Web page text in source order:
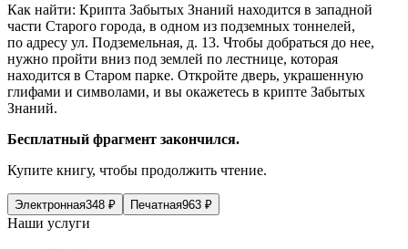
Как найти: Крипта Забытых Знаний находится в западной
части Старого города, в одном из подземных тоннелей,
по адресу ул. Подземельная, д. 13. Чтобы добраться до нее,
нужно пройти вниз под землей по лестнице, которая
находится в Старом парке. Откройте дверь, украшенную
глифами и символами, и вы окажетесь в крипте Забытых
Знаний.
Бесплатный фрагмент закончился.
Купите книгу, чтобы продолжить чтение.
Электронная348 ₽ Печатная963 ₽
Наши услуги